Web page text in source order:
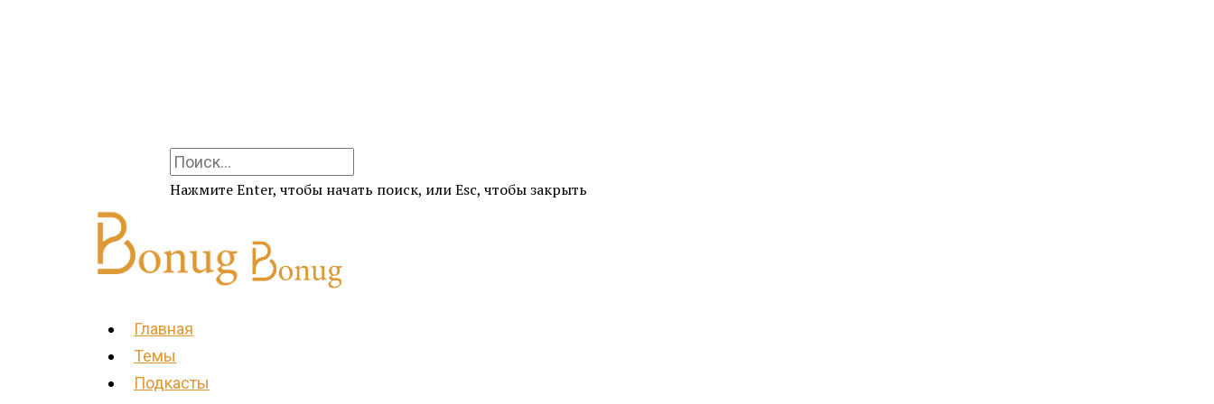
Нажмите Enter, чтобы начать поиск, или Esc, чтобы закрыть
Главная
Темы
Подкасты